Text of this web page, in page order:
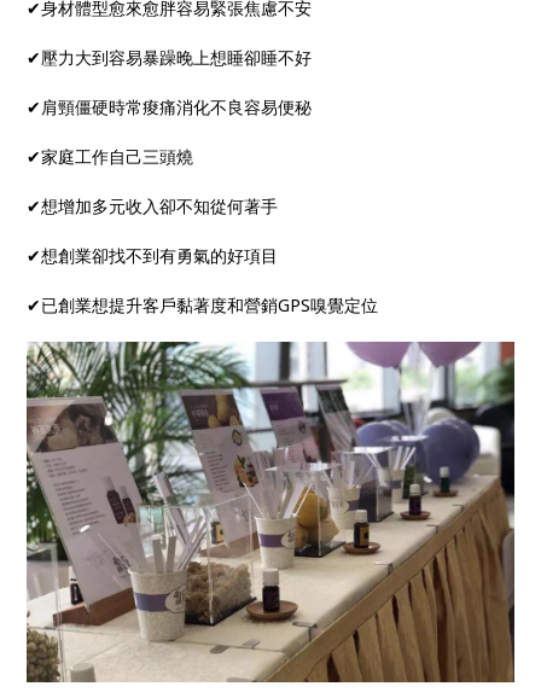
✔身材體型愈來愈胖容易緊張焦慮不安
✔壓力大到容易暴躁晚上想睡卻睡不好
✔肩頸僵硬時常痠痛消化不良容易便秘
✔家庭工作自己三頭燒
✔想增加多元收入卻不知從何著手
✔想創業卻找不到有勇氣的好項目
✔已創業想提升客戶黏著度和營銷GPS嗅覺定位